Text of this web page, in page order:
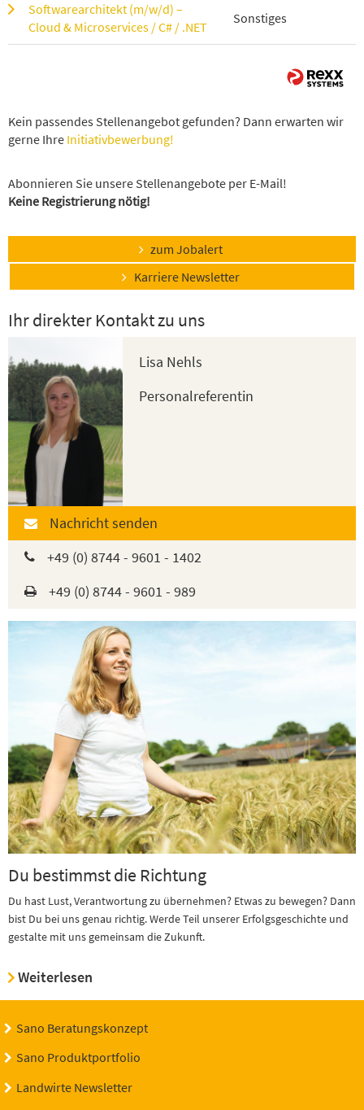
Softwarearchitekt (m/w/d) –
Cloud & Microservices / C# / .NET
Sonstiges
Kein passendes Stellenangebot gefunden? Dann erwarten wir
gerne Ihre Initiativbewerbung!
Abonnieren Sie unsere Stellenangebote per E-Mail!
Keine Registrierung nötig!
zum Jobalert
Karriere Newsletter
Ihr direkter Kontakt zu uns
Lisa Nehls
Personalreferentin
Nachricht senden
+49 (0) 8744 - 9601 - 1402
+49 (0) 8744 - 9601 - 989
Du bestimmst die Richtung
Du hast Lust, Verantwortung zu übernehmen? Etwas zu bewegen? Dann
bist Du bei uns genau richtig. Werde Teil unserer Erfolgsgeschichte und
gestalte mit uns gemeinsam die Zukunft.
Weiterlesen
Sano Beratungskonzept
Sano Produktportfolio
Landwirte Newsletter